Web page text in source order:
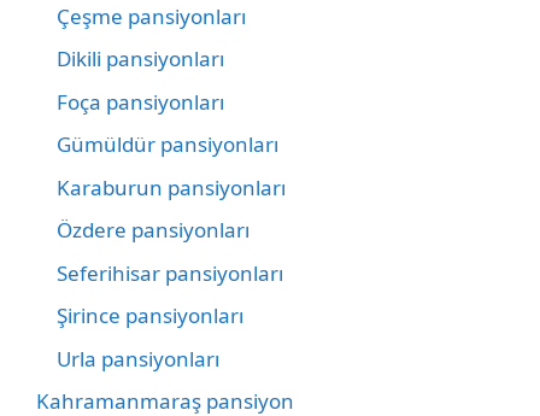
Çeşme pansiyonları
Dikili pansiyonları
Foça pansiyonları
Gümüldür pansiyonları
Karaburun pansiyonları
Özdere pansiyonları
Seferihisar pansiyonları
Şirince pansiyonları
Urla pansiyonları
Kahramanmaraş pansiyon